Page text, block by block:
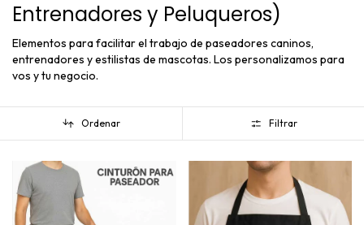
Entrenadores y Peluqueros)
Elementos para facilitar el trabajo de paseadores caninos,
entrenadores y estilistas de mascotas. Los personalizamos para
vos y tu negocio.
Ordenar Filtrar